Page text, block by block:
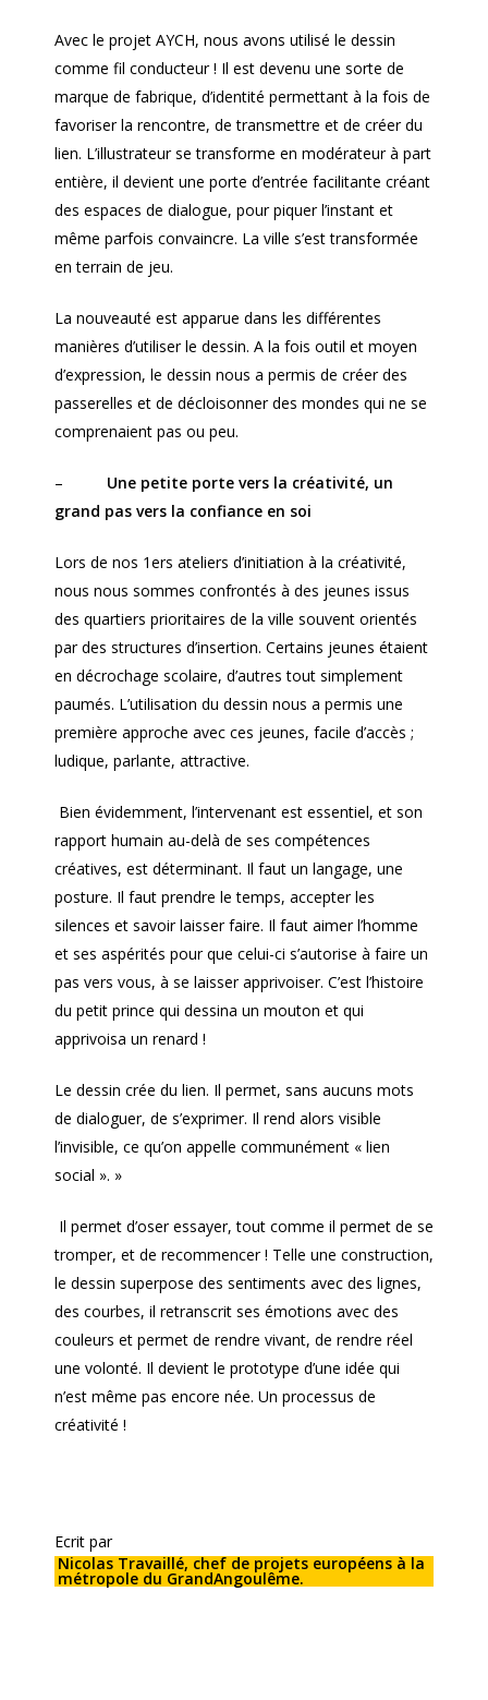
Avec le projet AYCH, nous avons utilisé le dessin
comme fil conducteur ! Il est devenu une sorte de
marque de fabrique, d’identité permettant à la fois de
favoriser la rencontre, de transmettre et de créer du
lien. L’illustrateur se transforme en modérateur à part
entière, il devient une porte d’entrée facilitante créant
des espaces de dialogue, pour piquer l’instant et
même parfois convaincre. La ville s’est transformée
en terrain de jeu.
La nouveauté est apparue dans les différentes
manières d’utiliser le dessin. A la fois outil et moyen
d’expression, le dessin nous a permis de créer des
passerelles et de décloisonner des mondes qui ne se
comprenaient pas ou peu.
–
Une petite porte vers la créativité, un
grand pas vers la confiance en soi
Lors de nos 1ers ateliers d’initiation à la créativité,
nous nous sommes confrontés à des jeunes issus
des quartiers prioritaires de la ville souvent orientés
par des structures d’insertion. Certains jeunes étaient
en décrochage scolaire, d’autres tout simplement
paumés. L’utilisation du dessin nous a permis une
première approche avec ces jeunes, facile d’accès ;
ludique, parlante, attractive.
Bien évidemment, l’intervenant est essentiel, et son
rapport humain au-delà de ses compétences
créatives, est déterminant. Il faut un langage, une
posture. Il faut prendre le temps, accepter les
silences et savoir laisser faire. Il faut aimer l’homme
et ses aspérités pour que celui-ci s’autorise à faire un
pas vers vous, à se laisser apprivoiser. C’est l’histoire
du petit prince qui dessina un mouton et qui
apprivoisa un renard !
Le dessin crée du lien. Il permet, sans aucuns mots
de dialoguer, de s’exprimer. Il rend alors visible
l’invisible, ce qu’on appelle communément « lien
social ». »
Il permet d’oser essayer, tout comme il permet de se
tromper, et de recommencer ! Telle une construction,
le dessin superpose des sentiments avec des lignes,
des courbes, il retranscrit ses émotions avec des
couleurs et permet de rendre vivant, de rendre réel
une volonté. Il devient le prototype d’une idée qui
n’est même pas encore née. Un processus de
créativité !
Ecrit par
Nicolas Travaillé, chef de projets européens à la
métropole du GrandAngoulême.